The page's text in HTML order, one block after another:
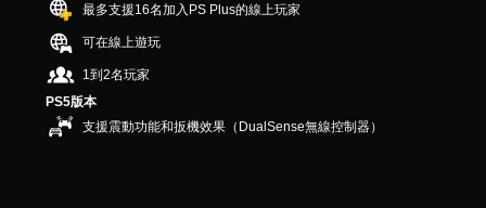
共
則
評
分
最多支援16名加入PS Plus的線上玩家
可在線上遊玩
1到2名玩家
PS5版本
支援震動功能和扳機效果（DualSense無線控制器）